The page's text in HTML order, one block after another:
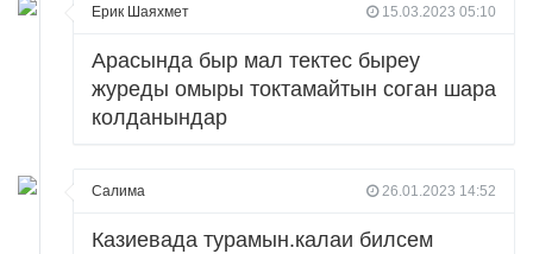
Ерик Шаяхмет 15.03.2023 05:10
Арасында быр мал тектес быреу
журеды омыры токтамайтын соган шара
колданындар
Салима 26.01.2023 14:52
Казиевада турамын.калаи билсем